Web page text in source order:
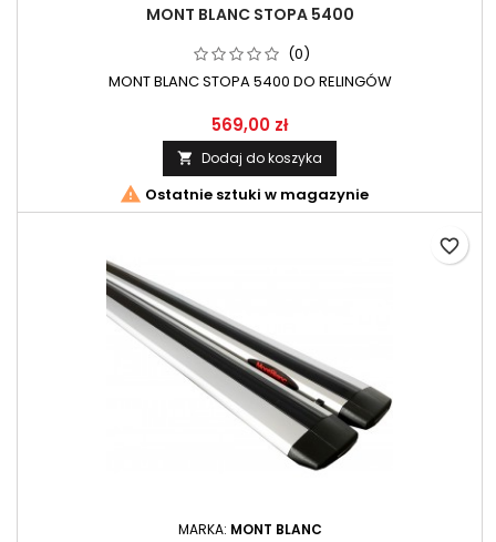
MONT BLANC STOPA 5400
(0)
MONT BLANC STOPA 5400 DO RELINGÓW
569,00 zł
 Dodaj do koszyka
 Ostatnie sztuki w magazynie
MARKA: MONT BLANC
favorite_border